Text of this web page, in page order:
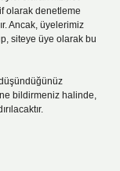
olarak denetleme
Ancak, üyelerimiz
siteye üye olarak bu
bildirmeniz halinde,